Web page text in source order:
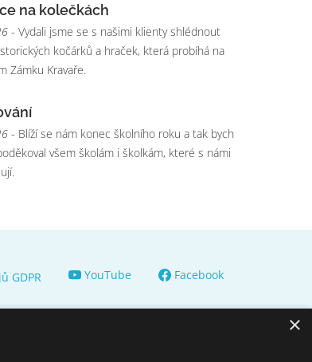
na kolečkách
- Vydali jsme se s našimi klienty shlédnout
kočárků a hraček, která probíhá na
Zámku Kravaře.
- Blíží se nám konec školního roku a tak bych
všem školám i školkám, které s námi
GDPR YouTube Facebook
×